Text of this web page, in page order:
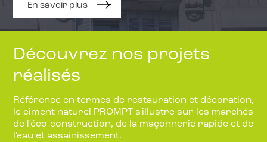
En savoir plus
Découvrez nos projets
réalisés
Référence en termes de restauration et décoration,
le ciment naturel PROMPT s'illustre sur les marchés
de l'éco-construction, de la maçonnerie rapide et de
l'eau et assainissement.